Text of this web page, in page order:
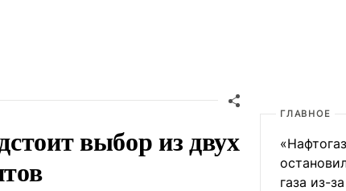
выбор из двух
ГЛАВНОЕ
газа из-